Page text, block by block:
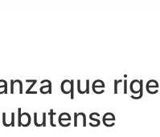
que rige